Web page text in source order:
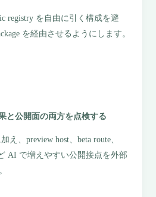
registry を自由に引く構成を避
を経由させるようにします。
と公開面の両方を点検する
え、preview host、beta route、
AI で増えやすい公開接点を外部